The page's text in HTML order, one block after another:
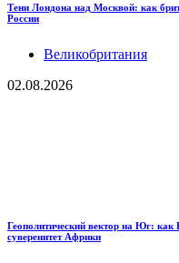
Тени Лондона над Москвой: как
России
Великобритания
02.08.2026
Геополитический вектор на Юг: как
суверенитет Африки